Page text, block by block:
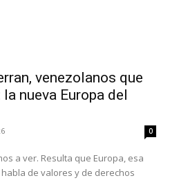
venezolanos que
nueva Europa del
0
de valores y de derechos